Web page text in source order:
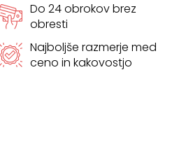
Do 24 obrokov brez
obresti
Najboljše razmerje med
ceno in kakovostjo